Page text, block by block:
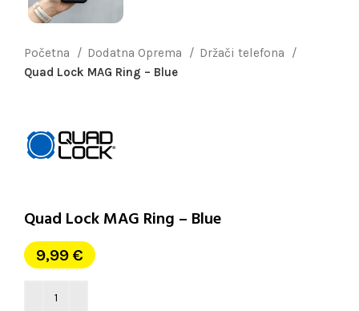
Početna Dodatna Oprema
Držači telefona
Quad Lock MAG Ring – Blue
Quad Lock MAG Ring – Blue
9,99 €